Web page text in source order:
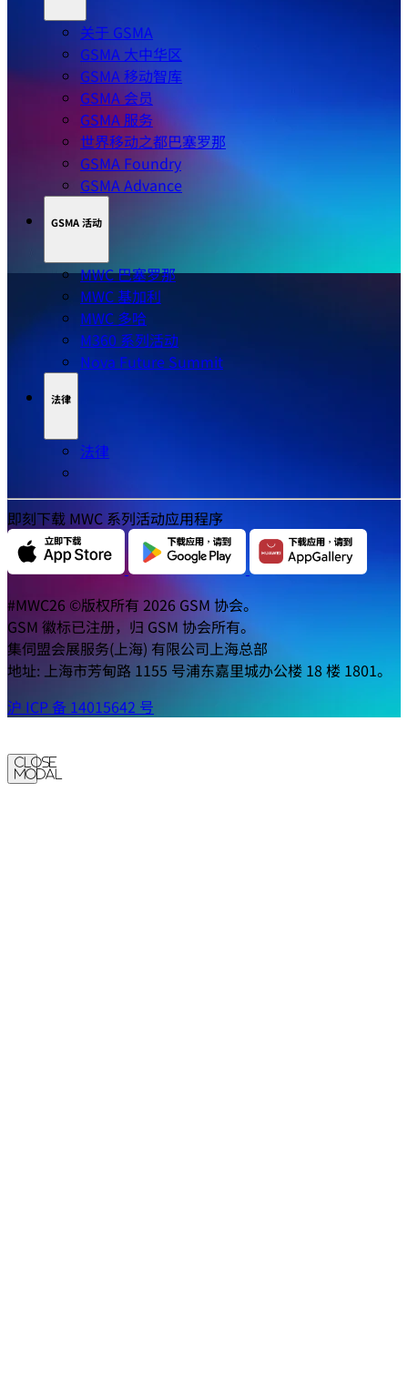
关于 GSMA
GSMA 大中华区
GSMA 移动智库
GSMA 会员
GSMA 服务
世界移动之都巴塞罗那
GSMA Foundry
GSMA Advance
GSMA 活动
MWC 巴塞罗那
MWC 基加利
MWC 多哈
M360 系列活动
Nova Future Summit
法律
法律
即刻下载 MWC 系列活动应用程序
#MWC26 ©版权所有 2026 GSM 协会。
GSM 徽标已注册，归 GSM 协会所有。
集伺盟会展服务(上海) 有限公司上海总部
地址: 上海市芳甸路 1155 号浦东嘉里城办公楼 18 楼 1801。
沪 ICP 备 14015642 号
Close
Modal